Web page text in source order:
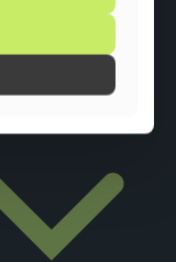
speed